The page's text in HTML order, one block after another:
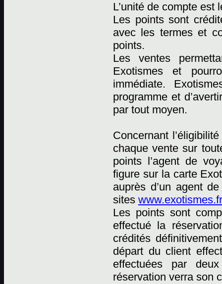
L’unité de compte est
Les points sont
avec les termes et
points.
Les ventes
Exotismes et
immédiate.
programme et
par tout moyen.
Concernant
chaque vente sur
points l’agent de
figure sur la carte
auprès d’un agent
sites
Les points sont
effectué la
crédités
départ du client
effectuées par
réservation verra son